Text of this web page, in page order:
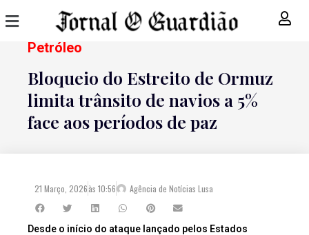
Petróleo
Bloqueio do Estreito de Ormuz
limita trânsito de navios a 5%
face aos períodos de paz
21 Março, 2026às 10:56 Agência de Notícias Lusa
Desde o início do ataque lançado pelos Estados